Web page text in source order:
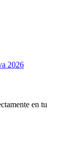
2026
en tu